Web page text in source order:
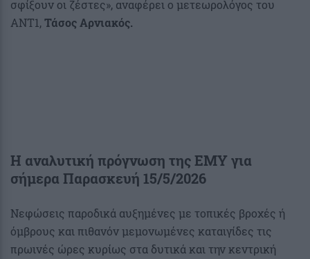
σφίξουν οι ζέστες», αναφέρει ο μετεωρολόγος του
ANT1,Τάσος Αρνιακός.
Η αναλυτική πρόγνωση της ΕΜΥ για
σήμερα Παρασκευή 15/5/2026
Νεφώσεις παροδικά αυξημένες με τοπικές βροχές ή
όμβρους και πιθανόν μεμονωμένες καταιγίδες τις
πρωινές ώρες κυρίως στα δυτικά και την κεντρική